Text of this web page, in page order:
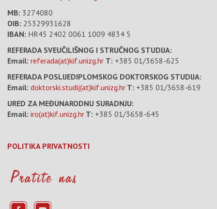
MB: 3274080
OIB: 25329931628
IBAN: HR45 2402 0061 1009 4834 5
REFERADA SVEUČILIŠNOG I STRUČNOG STUDIJA:
Email: referada(at)kif.unizg.hr T: +385 01/3658-625
REFERADA POSLIJEDIPLOMSKOG DOKTORSKOG STUDIJA:
Email: doktorski.studij(at)kif.unizg.hr T: +385 01/3658-619
URED ZA MEĐUNARODNU SURADNJU:
Email: iro(at)kif.unizg.hr T: +385 01/3658-645
POLITIKA PRIVATNOSTI